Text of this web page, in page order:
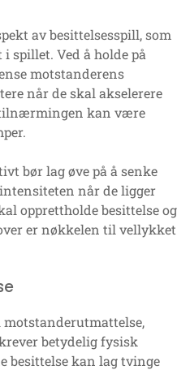
av besittelsesspill, som
spillet. Ved å holde på
motstanderens
når de skal akselerere
kan være
bør lag øve på å senke
når de ligger
opprettholde besittelse og
er nøkkelen til vellykket
betydelig fysisk
besittelse kan lag tvinge